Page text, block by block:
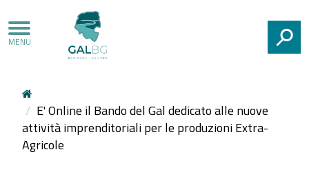
E' Online il Bando del Gal dedicato alle nuove
attività imprenditoriali per le produzioni Extra-
Agricole